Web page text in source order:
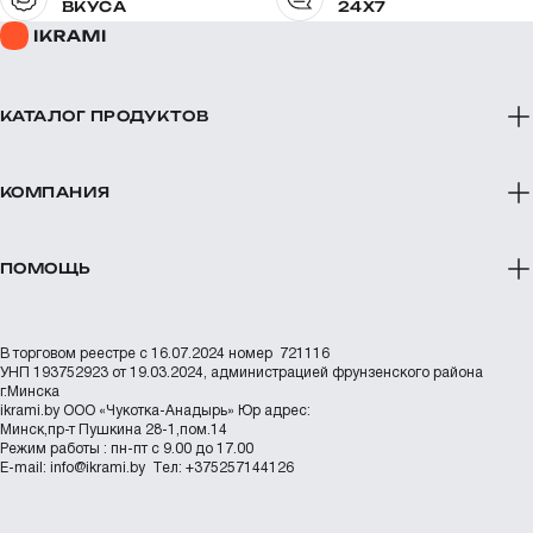
ВКУСА
24X7
КАТАЛОГ ПРОДУКТОВ
КОМПАНИЯ
ПОМОЩЬ
В торговом реестре с 16.07.2024 номер 721116
УНП 193752923 от 19.03.2024, администрацией фрунзенского района
г.Минска
ikrami.by ООО «Чукотка-Анадырь» Юр адрес:
Минск,пр-т Пушкина 28-1,пом.14
Режим работы : пн-пт с 9.00 до 17.00
Е-mail:
info@ikrami.by Тел: +375257144126